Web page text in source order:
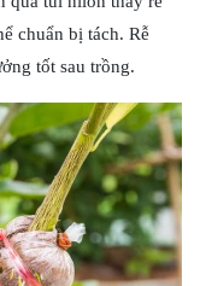
chuẩn bị tách. Rễ
tốt sau trồng.